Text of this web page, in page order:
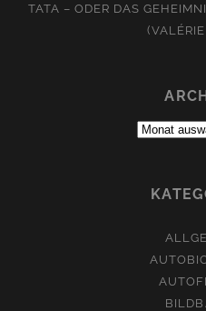
TATA – ODER DAS
Archive: